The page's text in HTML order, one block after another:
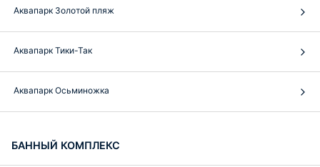
Аквапарк Золотой пляж
Аквапарк Тики-Так
Аквапарк Осьминожка
БАННЫЙ КОМПЛЕКС